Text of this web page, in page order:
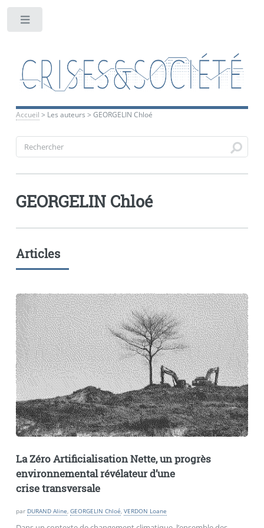
Accueil > Les auteurs > GEORGELIN Chloé
GEORGELIN Chloé
Articles
La Zéro Artificialisation Nette, un progrès
environnemental révélateur d’une
crise transversale
par DURAND Aline, GEORGELIN Chloé, VERDON Loane